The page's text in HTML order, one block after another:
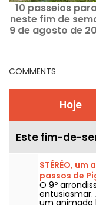
10 passeios
neste fim de
9 de agosto de
COMMENTS
Hoje
Este fim-de-
STÉRÉO,
passos de
O 9º
entusiasmar.
um animado